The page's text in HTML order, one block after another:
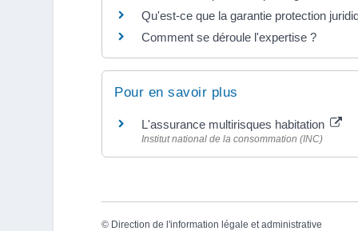
Qu'est-ce que la garantie protection
Comment se déroule l'expertise ?
Pour en savoir plus
L'assurance multirisques habitation
Institut national de la consommation (INC)
© Direction de l'information légale et administrative